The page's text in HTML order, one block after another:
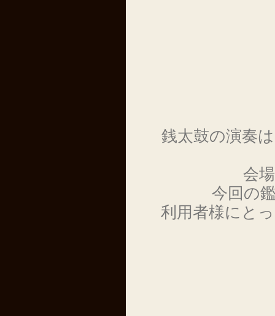
銭太鼓の演奏
会
今回の
利用者様にと